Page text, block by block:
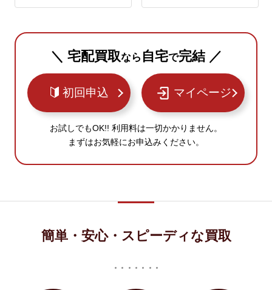
＼ 宅配買取なら 自宅で完結 ／
初回申込 マイページ
お試しでもOK!! 利用料は一切かかりません。
まずはお気軽にお申込みください。
簡単・安心・スピーディな買取